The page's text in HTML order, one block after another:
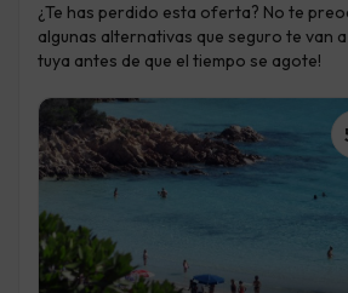
¿Te has perdido esta oferta? No te
algunas alternativas que seguro te van a
tuya antes de que el tiempo se agote!